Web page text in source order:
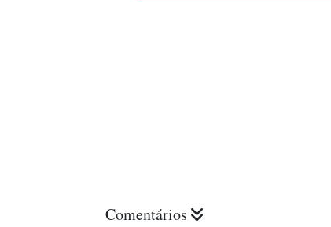
Comentários